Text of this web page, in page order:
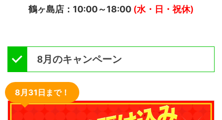
鶴ヶ島店：10:00～18:00 (水・日・祝休)
8月のキャンペーン
8月31日まで！